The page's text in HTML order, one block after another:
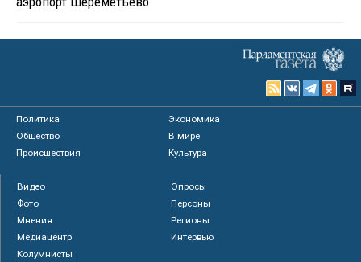
Политика
Экономика
Общество
В мире
Происшествия
Культура
Видео
Опросы
Фото
Персоны
Мнения
Регионы
Медиацентр
Интервью
Колумнисты